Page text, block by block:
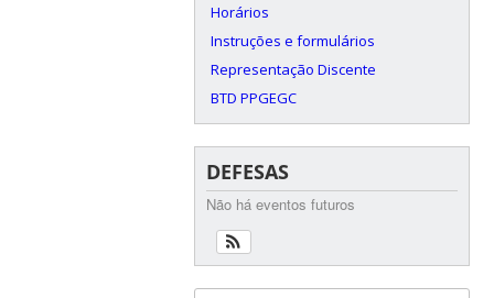
Horários
Instruções e formulários
Representação Discente
BTD PPGEGC
DEFESAS
Não há eventos futuros